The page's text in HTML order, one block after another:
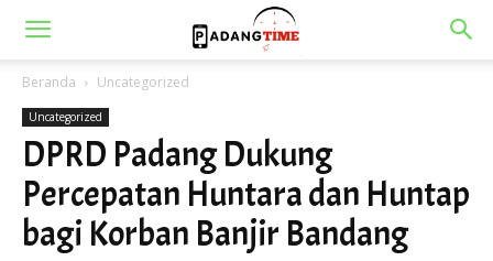
Beranda Uncategorized
Uncategorized
DPRD Padang Dukung
Percepatan Huntara dan Huntap
bagi Korban Banjir Bandang